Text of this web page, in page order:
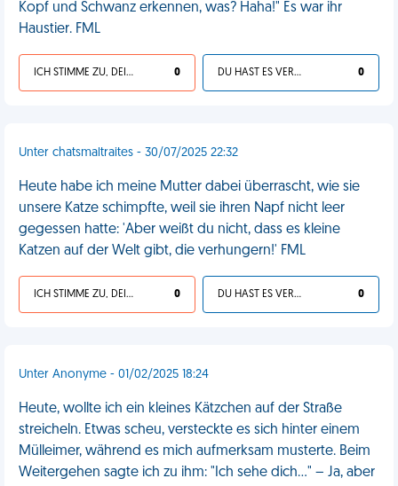
Kopf und Schwanz erkennen, was? Haha!" Es war ihr
Haustier. FML
ICH STIMME ZU, DEIN LEBEN IST SCHEISSE 0 DU HAST ES VERDIENT 0
Unter chatsmaltraites - 30/07/2025 22:32
Heute habe ich meine Mutter dabei überrascht, wie sie
unsere Katze schimpfte, weil sie ihren Napf nicht leer
gegessen hatte: 'Aber weißt du nicht, dass es kleine
Katzen auf der Welt gibt, die verhungern!' FML
ICH STIMME ZU, DEIN LEBEN IST SCHEISSE 0 DU HAST ES VERDIENT 0
Unter Anonyme - 01/02/2025 18:24
Heute, wollte ich ein kleines Kätzchen auf der Straße
streicheln. Etwas scheu, versteckte es sich hinter einem
Mülleimer, während es mich aufmerksam musterte. Beim
Weitergehen sagte ich zu ihm: "Ich sehe dich..." – Ja, aber